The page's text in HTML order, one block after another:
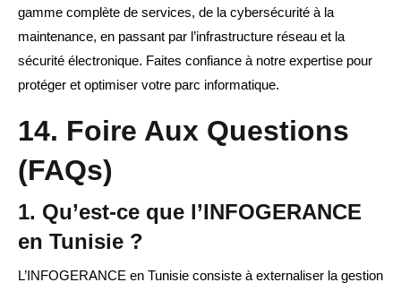
gamme complète de services, de la cybersécurité à la
maintenance, en passant par l’infrastructure réseau et la
sécurité électronique. Faites confiance à notre expertise pour
protéger et optimiser votre parc informatique.
14. Foire Aux Questions
(FAQs)
1. Qu’est-ce que l’INFOGERANCE
en Tunisie ?
L’INFOGERANCE en Tunisie consiste à externaliser la gestion